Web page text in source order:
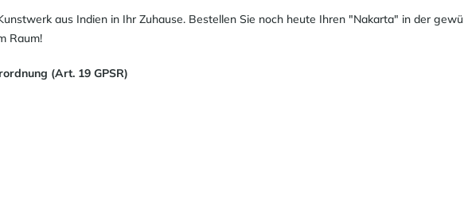
aus Indien in Ihr Zuhause. Bestellen Sie noch heute Ihren "Nakarta" in der
Raum!
(Art. 19 GPSR)